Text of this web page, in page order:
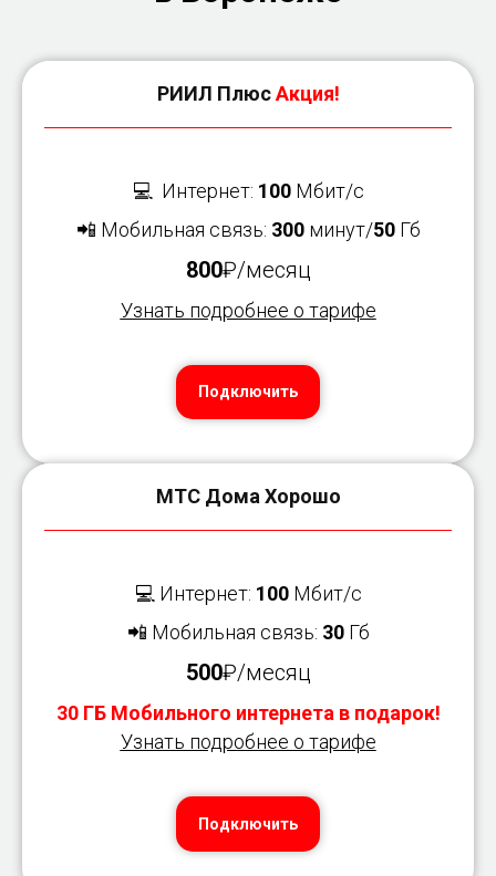
РИИЛ ПлюсАкция!
💻 Интернет: 100 Мбит/с
📲 Мобильная связь: 300 минут/50 Гб
800₽/месяц
Узнать подробнее о тарифе
Подключить
МТС Дома Хорошо
💻 Интернет: 100 Мбит/с
📲 Мобильная связь: 30Гб
500₽/месяц
30 ГБ Мобильного интернета в подарок!
Узнать подробнее о тарифе
Подключить